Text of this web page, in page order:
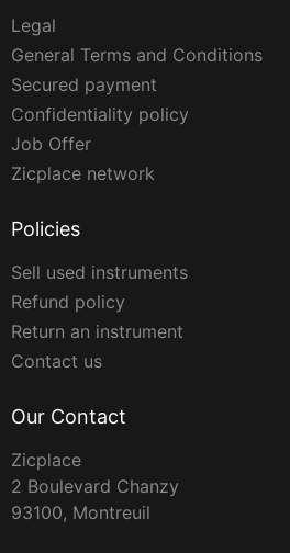
Legal
General Terms and Conditions
Secured payment
Confidentiality policy
Job Offer
Zicplace network
Policies
Sell used instruments
Refund policy
Return an instrument
Contact us
Our Contact
Zicplace
2 Boulevard Chanzy
93100, Montreuil